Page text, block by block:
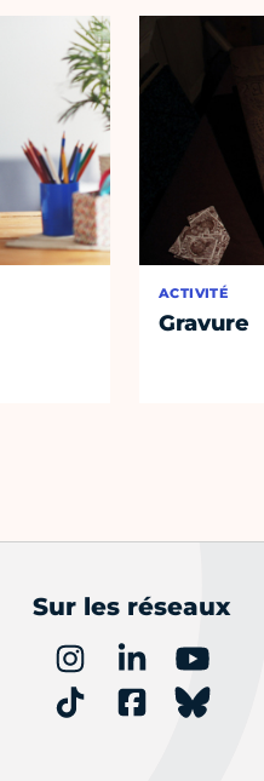
ACTIVITÉ
Gravure
Sur les réseaux